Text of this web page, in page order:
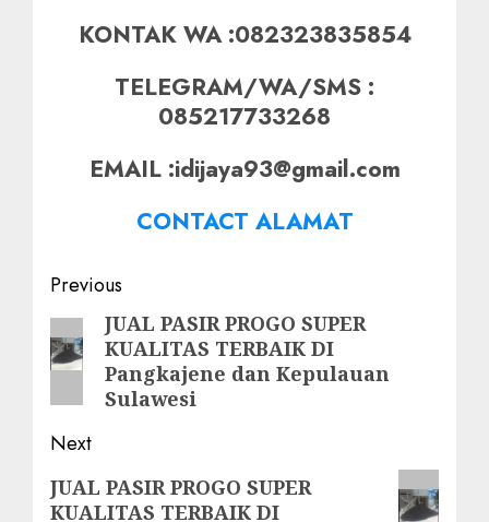
KONTAK WA :082323835854
TELEGRAM/WA/SMS :
085217733268
EMAIL :idijaya93@gmail.com
CONTACT ALAMAT
Post
navigation
Previous
Previous
post:
JUAL PASIR PROGO SUPER
KUALITAS TERBAIK DI
Pangkajene dan Kepulauan
Sulawesi
Next
Next
post:
JUAL PASIR PROGO SUPER
KUALITAS TERBAIK DI